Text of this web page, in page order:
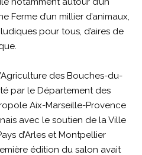
Ferme d’un millier d’animaux,
pour tous, d’aires de
des Bouches-du-
par le Département des
Aix-Marseille-Provence
avec le soutien de la Ville
d’Arles et Montpellier
édition du salon avait